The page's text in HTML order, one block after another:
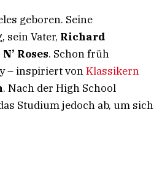
geboren. Seine
sein Vater, Richard
Roses. Schon früh
– inspiriert vonKlassikern
. Nach der High School
Studium jedoch ab, um sich